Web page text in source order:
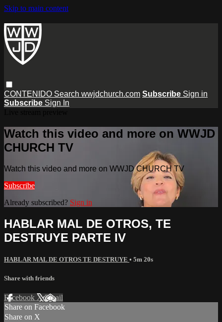
Skip to main content
CONTENIDO Search wwjdchurch.com Subscribe Sign in
Subscribe Sign In
Watch this video and more on WWJD
CHURCH TV
Watch this video and more on WWJD CHURCH TV
Subscribe
Already subscribed? Sign in
HABLAR MAL DE OTROS, TE
DESTRUYE PARTE IV
HABLAR MAL DE OTROS TE DESTRUYE • 5m 20s
Share with friends
Facebook XEmail
Share on Facebook
Share on X